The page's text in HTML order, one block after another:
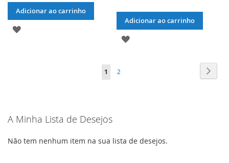
Adicionar ao carrinho
ADICIONAR
Adicionar ao carrinho
ADICIONAR
Página
Está
a
1 Página
2
A Minha Lista de Desejos
Não tem nenhum item na sua lista de desejos.